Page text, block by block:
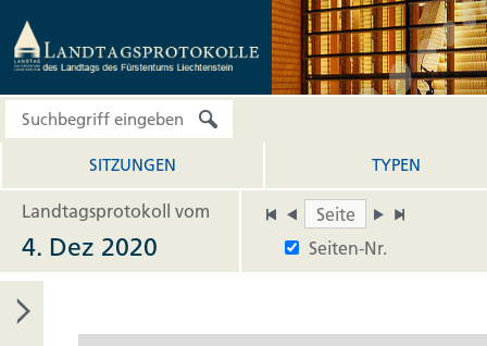
SITZUNGEN TYPEN
Landtagsprotokoll vom
Seiten-Nr.
4. Dez 2020